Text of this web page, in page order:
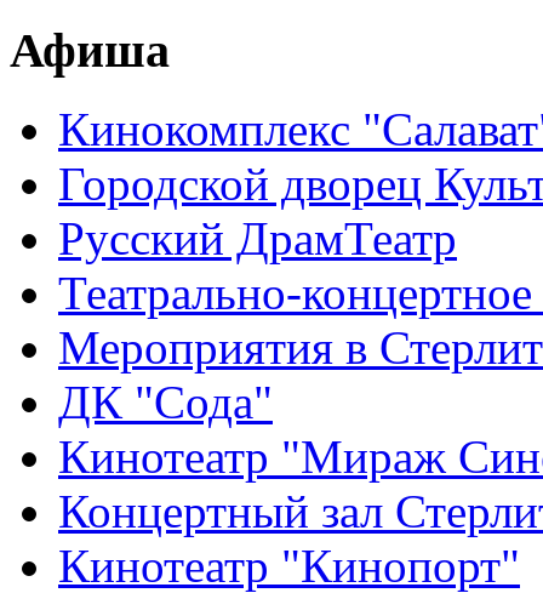
Афиша
Кинокомплекс
Городской дворец
Русский ДрамТеатр
Театрально-
Мероприятия в
ДК "Сода"
Кинотеатр "Мираж
Концертный зал
Кинотеатр "Кинопорт"